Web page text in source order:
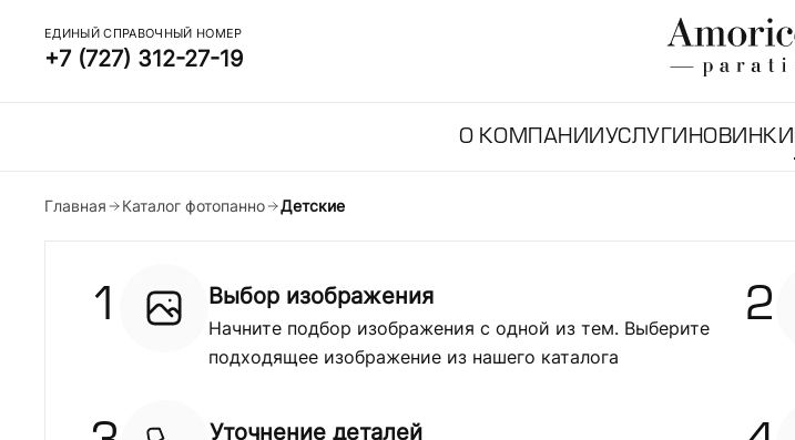
ЕДИНЫЙ СПРАВОЧНЫЙ НОМЕР
+7 (727) 312-27-19
О КОМПАНИИ УСЛУГИ НОВИНКИ
Главная Каталог фотопанно Детские
1 Выбор изображения
Начните подбор изображения с одной из тем. Выберите
подходящее изображение из нашего каталога
2
Уточнение деталей